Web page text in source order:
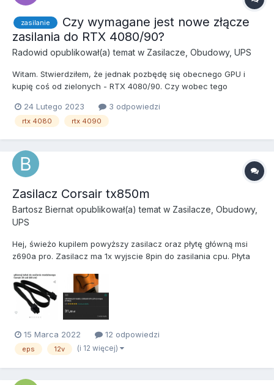
zasilanie
Czy wymagane jest nowe złącze
zasilania do RTX 4080/90?
Radowid opublikował(a) temat w Zasilacze, Obudowy, UPS
Witam. Stwierdziłem, że jednak pozbędę się obecnego GPU i
kupię coś od zielonych - RTX 4080/90. Czy wobec tego
pin?24 Lutego 2023 3 odpowiedzi
rtx 4080 rtx 4090
Zasilacz Corsair tx850m
Bartosz Biernat opublikował(a) temat w Zasilacze, Obudowy,
UPS
Hej, świeżo kupilem powyższy zasilacz oraz płytę główną msi
z690a pro. Zasilacz ma 1x wyjscie 8pin do zasilania cpu. Płyta
zestawie ma tylko jedno wyjscie zasilania cpu. Chciałbym
dokupić modularny kabel eps 8 pin 12v. Czy ktoś może coś...
15 Marca 2022 12 odpowiedzi
eps 12v (i 12 więcej)